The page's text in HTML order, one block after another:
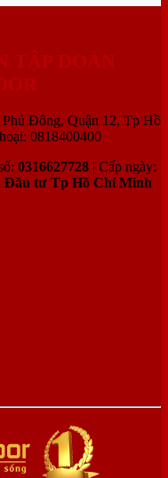
Đông, Quận 12, Tp Hồ
0818400400
0316627728 | Cấp ngày:
Đầu tư Tp Hồ Chí Minh